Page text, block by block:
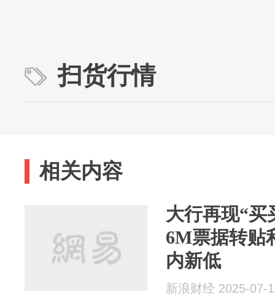
扫货行情
相关内容
大行再现“买
6M票据转贴
内新低
新浪财经 2025-07-